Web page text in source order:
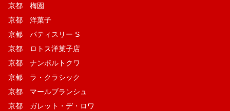
京都 梅園
京都 洋菓子
京都 パティスリー S
京都 ロトス洋菓子店
京都 ナンポルトクワ
京都 ラ・クラシック
京都 マールブランシュ
京都 ガレット・デ・ロワ